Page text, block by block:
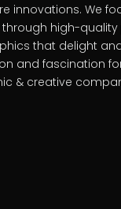
innovations. We
high-
that delight
and fascination
& creative